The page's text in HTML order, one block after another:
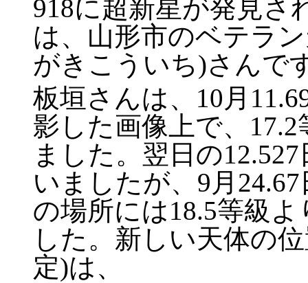
918に超新星が発見さ
は、山形市のベテラ
がきこういち)さんで
板垣さんは、10月
影した画像上で、
ました。翌日の
いましたが、9月
の場所には18.5等級
した。新しい天体の
定)は、